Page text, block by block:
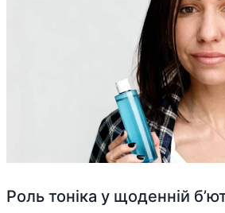
Роль тоніка у щоденній